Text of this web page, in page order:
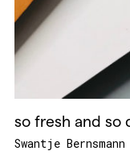
so fresh and so
Swantje Bernsmann